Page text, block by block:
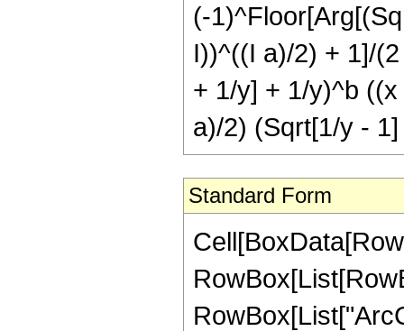
(-
I))^((I a)/2) + 1]/
+ 1/y] + 1/y)^b
a)/2) (Sqrt[1/y -
Standard Form